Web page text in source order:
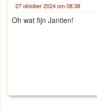
27 oktober 2024 om 08:38
Oh wat fijn Jantien!